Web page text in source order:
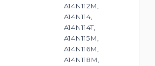
A14N112M,
A14N114,
A14N114T,
A14N115M,
A14N116M,
A14N118M,